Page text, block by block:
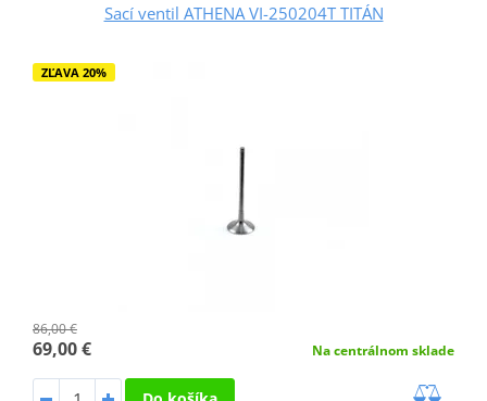
Sací ventil ATHENA VI-250204T TITÁN
ZĽAVA 20%
86,00 €
69,00 € Na centrálnom sklade